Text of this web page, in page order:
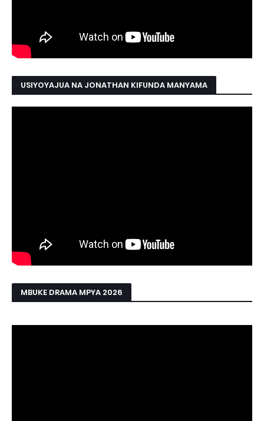
USIYOYAJUA NA JONATHAN KIFUNDA MANYAMA
MBUKE DRAMA MPYA 2026